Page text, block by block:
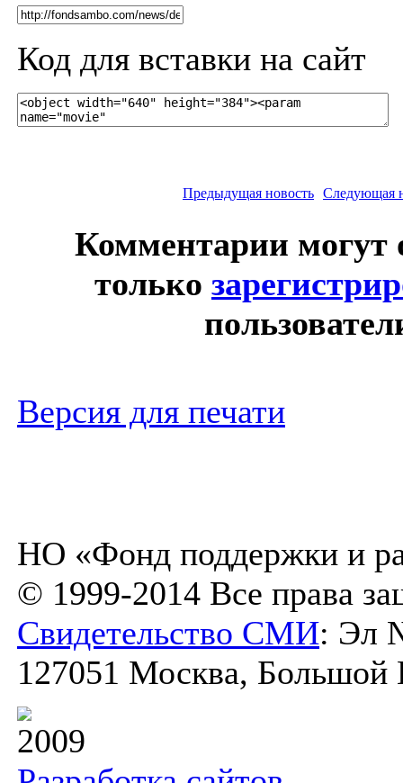
Код для вставки на сайт
Предыдущая новость Следующая
Комментарии могут
только
Версия для печати
НО «Фонд поддержки и
© 1999-2014 Все права
Свидетельство СМИ: Эл
127051 Москва, Большой
2009